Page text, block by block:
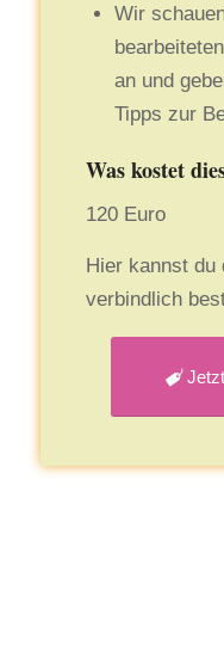
Wir
an und
Tipps zur
Was kostet
120 Euro
Hier kannst du
verbindlich